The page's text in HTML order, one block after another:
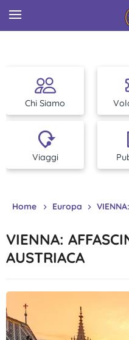
Chi Siamo
Viaggi
Home Europa VIENNA:
VIENNA:
AUSTRIACA